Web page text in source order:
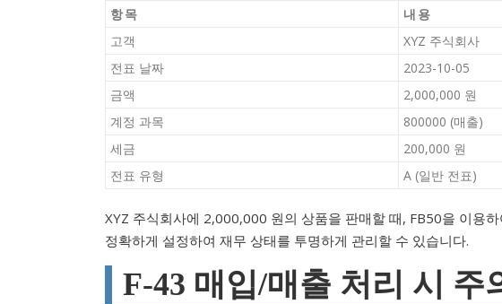
항목
내용
고객
XYZ 주식회사
전표 날짜
2023-10-05
금액
2,000,000 원
계정 과목
800000 (매출)
세금
200,000 원
전표 유형
A (일반 전표)
XYZ 주식회사에 2,000,000 원의 상품을 판매할 때, FB50을 이용
정확하게 설정하여 재무 상태를 투명하게 관리할 수 있습니다.
F-43 매입/매출 처리 시 주